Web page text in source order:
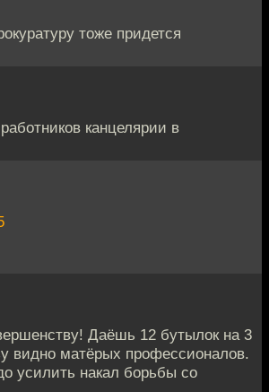
тоже придется
канцелярии в
Даёшь 12 бутылок на 3
видно матёрых профессионалов.
усилить накал борьбы со